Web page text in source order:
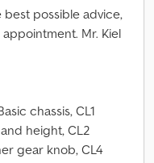
possible advice,
Mr. Kiel
chassis, CL1
height, CL2
gear knob, CL4